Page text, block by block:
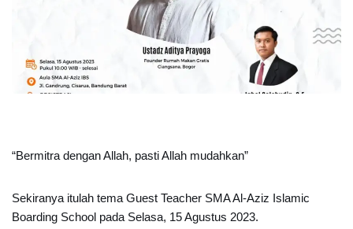
“Bermitra dengan Allah, pasti Allah mudahkan”
Sekiranya itulah tema Guest Teacher SMA Al-Aziz Islamic
Boarding School pada Selasa, 15 Agustus 2023.